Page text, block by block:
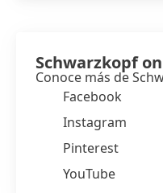
Schwarzkopf
Conoce más de
Facebook
Instagram
Pinterest
YouTube